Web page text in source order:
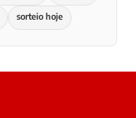
sorteio hoje